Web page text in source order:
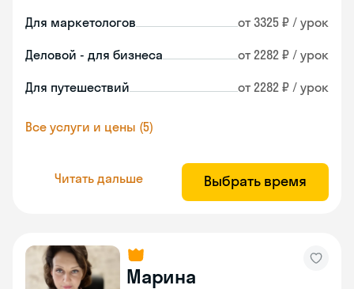
Для маркетологов от 3325 ₽ / урок
Деловой - для бизнеса от 2282 ₽ / урок
Для путешествий от 2282 ₽ / урок
Все услуги и цены (5)
Читать дальше Выбрать время
Марина